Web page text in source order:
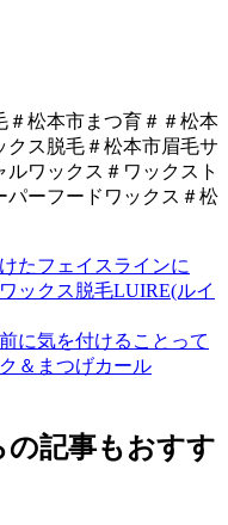
＃松本市まつ育＃＃松本
ス脱毛＃松本市眉毛サ
ワックス＃ワックスト
パーフードワックス＃松
たフェイスラインに
ックス脱毛LUIRE(ルイ
に気を付けることって
＆まつげカール
の記事もおすす